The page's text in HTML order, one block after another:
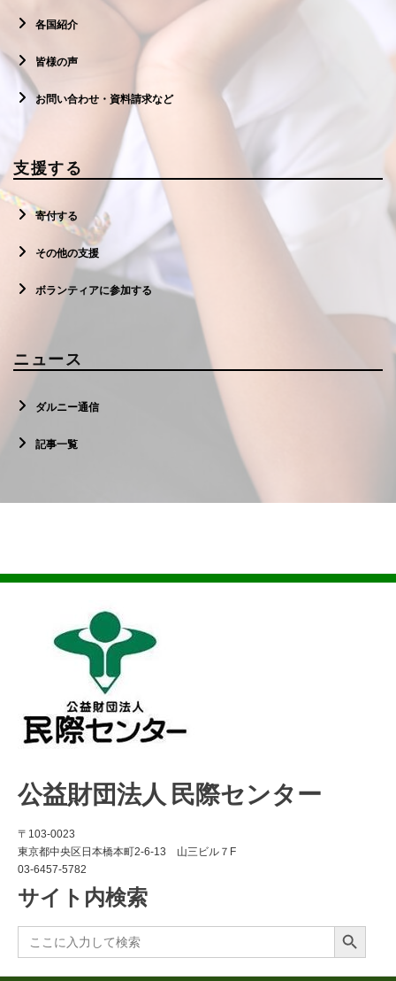
各国紹介
皆様の声
お問い合わせ・資料請求など
支援する
寄付する
その他の支援
ボランティアに参加する
ニュース
ダルニー通信
記事一覧
公益財団法人 民際センター
〒103-0023
東京都中央区日本橋本町2-6-13 山三ビル７F
03-6457-5782
サイト内検索
Search
for:
Search Button